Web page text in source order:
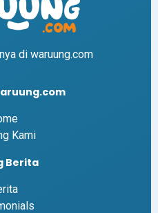
di waruung.com
Kami
Berita